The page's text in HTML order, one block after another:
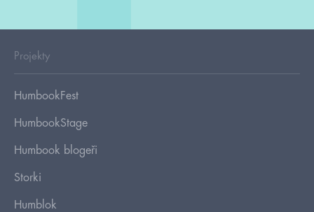
Projekty
HumbookFest
HumbookStage
Humbook blogeři
Storki
Humblok